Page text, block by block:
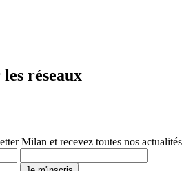
réseaux
Milan et recevez toutes nos actualités